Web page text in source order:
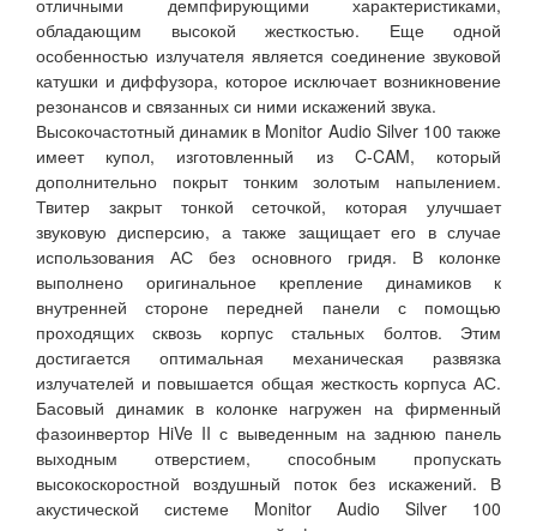
отличными демпфирующими характеристиками,
обладающим высокой жесткостью. Еще одной
особенностью излучателя является соединение звуковой
катушки и диффузора, которое исключает возникновение
резонансов и связанных си ними искажений звука.
Высокочастотный динамик в Monitor Audio Silver 100 также
имеет купол, изготовленный из C-CAM, который
дополнительно покрыт тонким золотым напылением.
Твитер закрыт тонкой сеточкой, которая улучшает
звуковую дисперсию, а также защищает его в случае
использования АС без основного гридя. В колонке
выполнено оригинальное крепление динамиков к
внутренней стороне передней панели с помощью
проходящих сквозь корпус стальных болтов. Этим
достигается оптимальная механическая развязка
излучателей и повышается общая жесткость корпуса АС.
Басовый динамик в колонке нагружен на фирменный
фазоинвертор HiVe II с выведенным на заднюю панель
выходным отверстием, способным пропускать
высокоскоростной воздушный поток без искажений. В
акустической системе Monitor Audio Silver 100